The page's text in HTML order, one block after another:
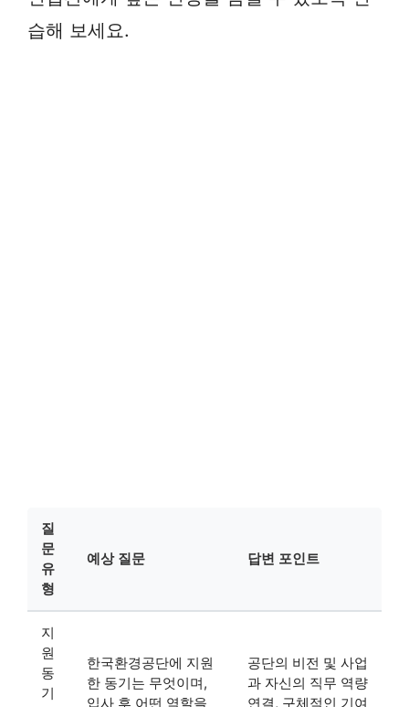
습해 보세요.
질
문
유
형
예상 질문 답변 포인트
지
원
동
기
한국환경공단에 지원
한 동기는 무엇이며,
입사 후 어떤 역할을
공단의 비전 및 사업
과 자신의 직무 역량
연결, 구체적인 기여